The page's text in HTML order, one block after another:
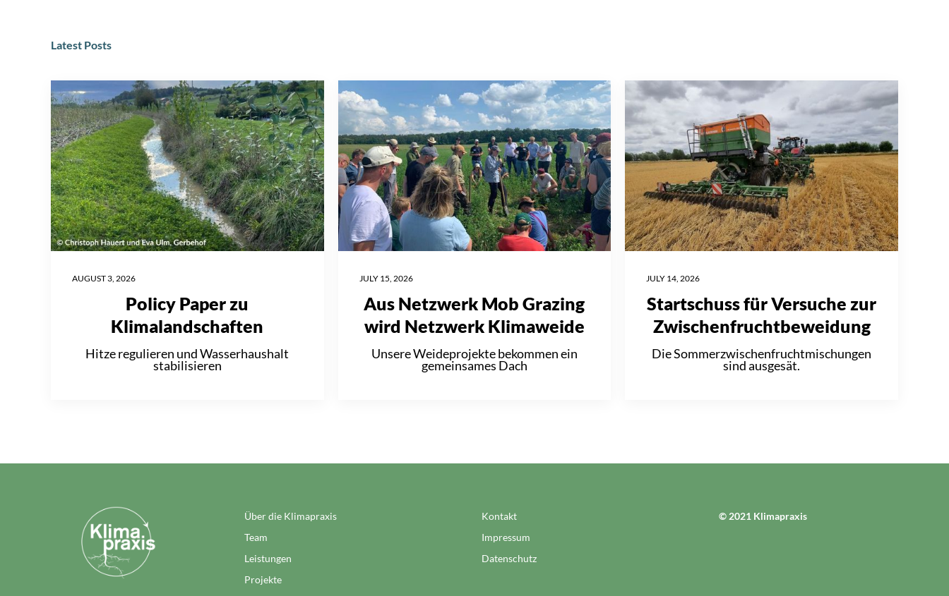
Latest Posts
AUGUST 3, 2026
Policy Paper zu
Klimalandschaften
Hitze regulieren und Wasserhaushalt
stabilisieren
JULY 15, 2026
Aus Netzwerk Mob Grazing
wird Netzwerk Klimaweide
Unsere Weideprojekte bekommen ein
gemeinsames Dach
JULY 14, 2026
Startschuss für Versuche zur
Zwischenfruchtbeweidung
Die Sommerzwischenfruchtmischungen
sind ausgesät.
Über die Klimapraxis
Team
Leistungen
Projekte
Kontakt
Impressum
Datenschutz
© 2021 Klimapraxis